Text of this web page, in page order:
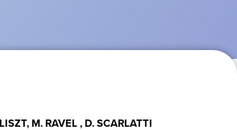
M. RAVEL , D. SCARLATTI